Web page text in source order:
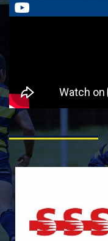
5月3日 筑波大
4月26日 亀岡
4月19日 関西
2025/12/12
12月13日 大阪